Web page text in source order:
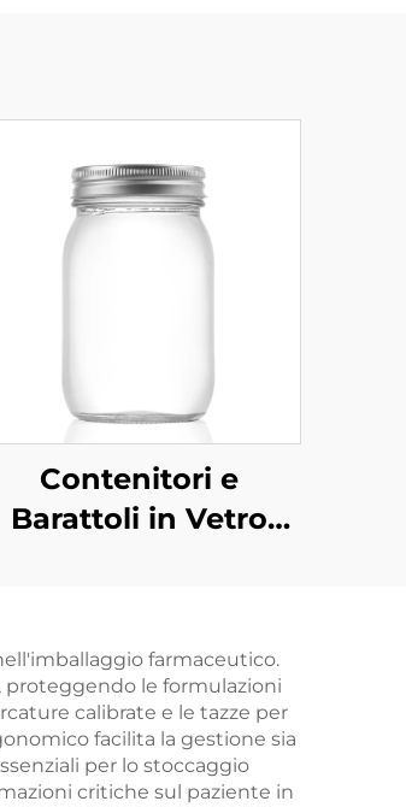
Contenitori e
Barattoli in Vetro
Personalizzati da
500ml
farmaceutico.
proteggendo le formulazioni
calibrate e le tazze per
facilita la gestione sia
per lo stoccaggio
critiche sul paziente in